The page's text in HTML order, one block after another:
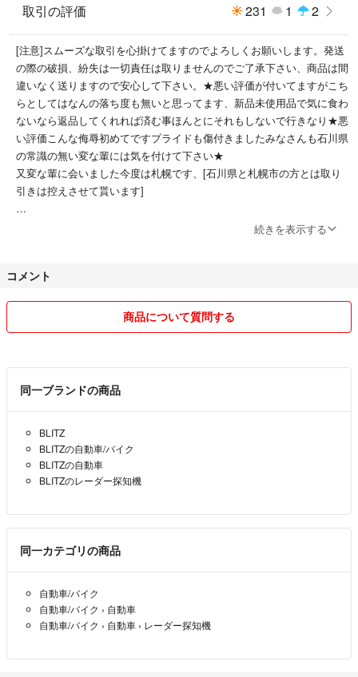
取引の評価 231 1 2
[注意]スムーズな取引を心掛けてますのでよろしくお願いします。発送
の際の破損、紛失は一切責任は取りませんのでご了承下さい、商品は間
違いなく送りますので安心して下さい。★悪い評価が付いてますがこち
らとしてはなんの落ち度も無いと思ってます、新品未使用品で気に食わ
ないなら返品してくれれば済む事ほんとにそれもしないで行きなり★悪
い評価こんな侮辱初めてですプライドも傷付きましたみなさんも石川県
の常識の無い変な輩には気を付けて下さい★
又変な輩に会いました今度は札幌です、[石川県と札幌市の方とは取り
引きは控えさせて貰います]
続きを表示する
コメント
商品について質問する
同一ブランドの商品
BLITZ
BLITZの自動車/バイク
BLITZの自動車
BLITZのレーダー探知機
同一カテゴリの商品
自動車/バイク
自動車/バイク › 自動車
自動車/バイク › 自動車 › レーダー探知機